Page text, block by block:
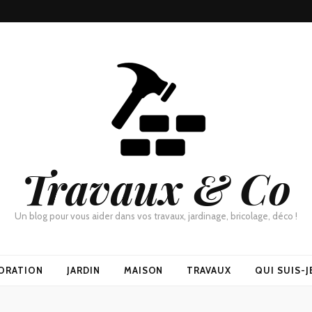
Travaux & Co
Un blog pour vous aider dans vos travaux, jardinage, bricolage, déco !
JARDIN MAISON TRAVAUX QUI SUIS-